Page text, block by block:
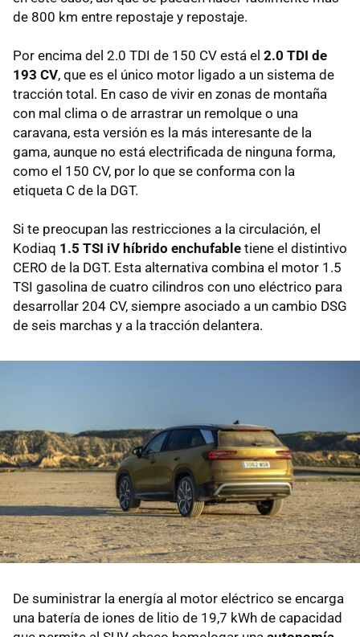
de 800 km entre repostaje y repostaje.
Por encima del 2.0 TDI de 150 CV está el 2.0 TDI de
193 CV, que es el único motor ligado a un sistema de
tracción total. En caso de vivir en zonas de montaña
con mal clima o de arrastrar un remolque o una
caravana, esta versión es la más interesante de la
gama, aunque no está electrificada de ninguna forma,
como el 150 CV, por lo que se conforma con la
etiqueta C de la DGT.
Si te preocupan las restricciones a la circulación, el
Kodiaq 1.5 TSI iV híbrido enchufable tiene el distintivo
CERO de la DGT. Esta alternativa combina el motor 1.5
TSI gasolina de cuatro cilindros con uno eléctrico para
desarrollar 204 CV, siempre asociado a un cambio DSG
de seis marchas y a la tracción delantera.
De suministrar la energía al motor eléctrico se encarga
una batería de iones de litio de 19,7 kWh de capacidad